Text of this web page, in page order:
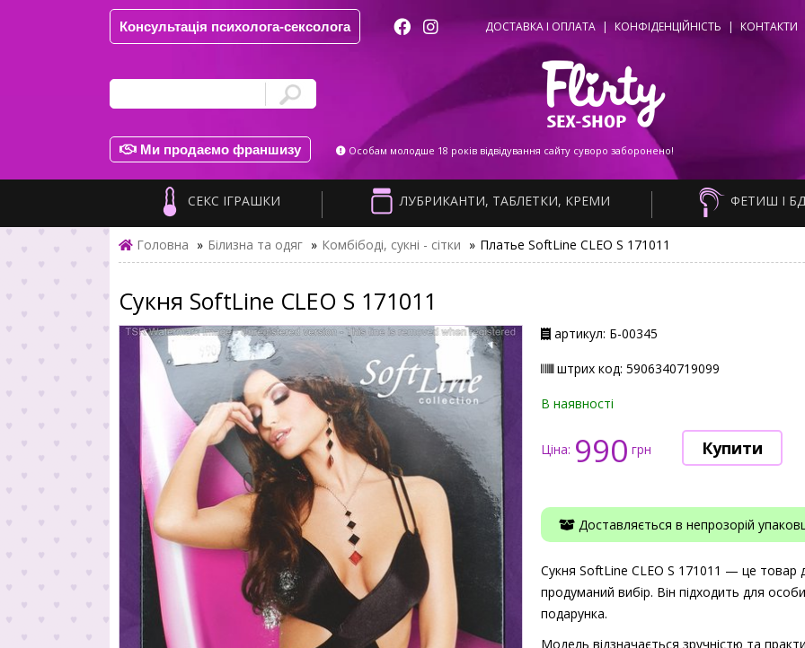
Консультація психолога-сексолога ДОСТАВКА І ОПЛАТА | КОНФІДЕНЦІЙНІСТЬ | КОНТАКТИ
Ми продаємо франшизу Особам молодше 18 років відвідування сайту суворо заборонено!
СЕКС ІГРАШКИ ЛУБРИКАНТИ, ТАБЛЕТКИ, КРЕМИ ФЕТИШ І
Головна » Білизна та одяг » Комбібоді, сукні - сітки » Платье SoftLine CLEO S 171011
Сукня SoftLine CLEO S 171011
артикул: Б-00345
штрих код: 5906340719099
В наявності
Ціна: 990 грн
Доставляється в непрозорій
Сукня SoftLine CLEO S 171011 — це товар
продуманий вибір. Він підходить для
подарунка.
Модель відзначається зручністю та